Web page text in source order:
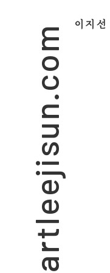
artleejisun.com ​이지선